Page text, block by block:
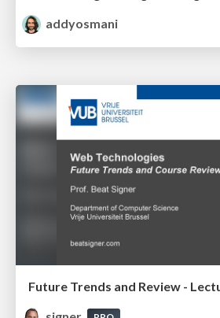
addyosmani